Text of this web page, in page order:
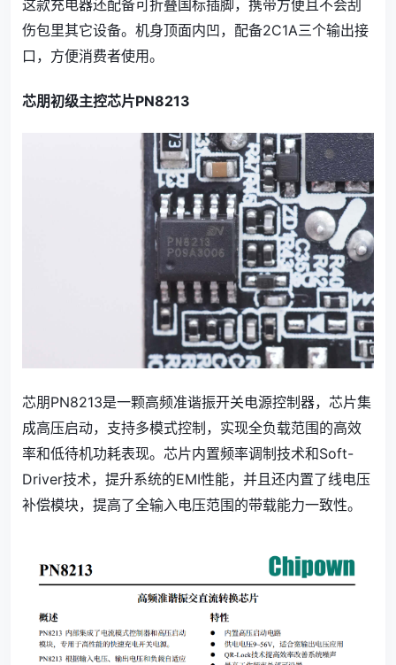
这款充电器还配备可折叠国标插脚，携带方便且不会刮
伤包里其它设备。机身顶面内凹，配备2C1A三个输出接
口，方便消费者使用。
芯朋初级主控芯片PN8213
芯朋PN8213是一颗高频准谐振开关电源控制器，芯片集
成高压启动，支持多模式控制，实现全负载范围的高效
率和低待机功耗表现。芯片内置频率调制技术和Soft-
Driver技术，提升系统的EMI性能，并且还内置了线电压
补偿模块，提高了全输入电压范围的带载能力一致性。